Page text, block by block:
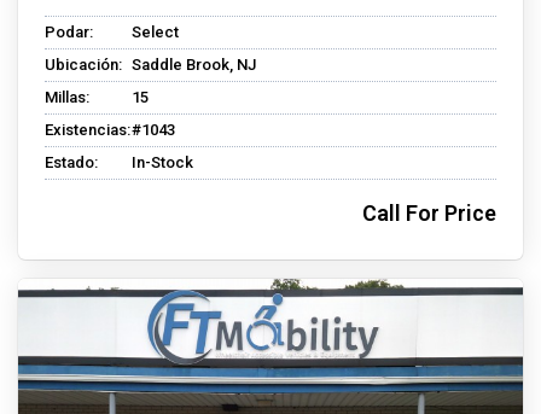
Podar:
Select
Ubicación: Saddle Brook, NJ
Millas:
15
Existencias:#1043
Estado:
In-Stock
Call For Price